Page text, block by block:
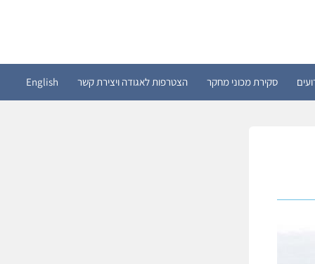
סקירת מכוני מחקר הצטרפות לאגודה ויצירת קשר English